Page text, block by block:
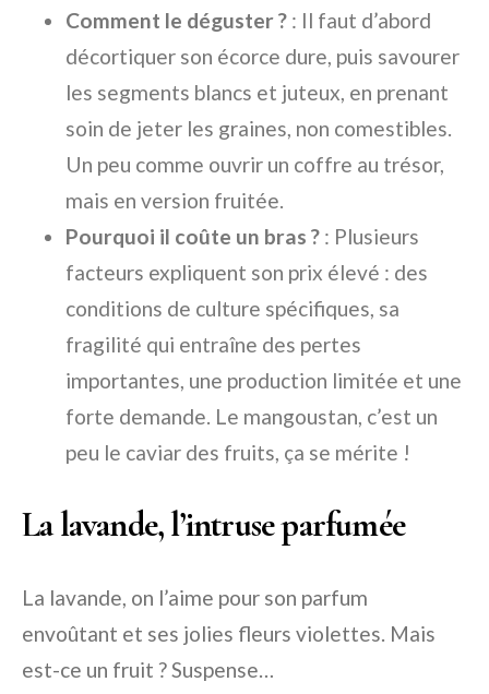
Comment le déguster ? : Il faut d’abord
décortiquer son écorce dure, puis savourer
les segments blancs et juteux, en prenant
soin de jeter les graines, non comestibles.
Un peu comme ouvrir un coffre au trésor,
mais en version fruitée.
Pourquoi il coûte un bras ? : Plusieurs
facteurs expliquent son prix élevé : des
conditions de culture spécifiques, sa
fragilité qui entraîne des pertes
importantes, une production limitée et une
forte demande. Le mangoustan, c’est un
peu le caviar des fruits, ça se mérite !
La lavande, l’intruse parfumée
La lavande, on l’aime pour son parfum
envoûtant et ses jolies fleurs violettes. Mais
est-ce un fruit ? Suspense…